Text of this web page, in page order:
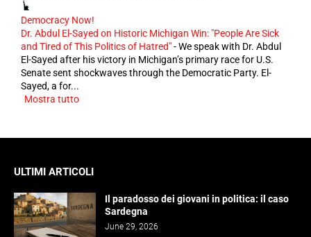
Democracy Now!
Dr. Abdul El-Sayed on Historic Michigan Win: "People Are Sick
and Tired of This Politics of Hatred"-We speak with Dr. Abdul
El-Sayed after his victory in Michigan’s primary race for U.S.
Senate sent shockwaves through the Democratic Party. El-
Sayed, a for...
Mostra tutto
ULTIMI ARTICOLI
Il paradosso dei giovani in politica: il caso
Sardegna
June 29, 2026